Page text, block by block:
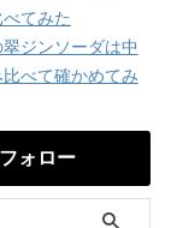
てみた
ジンソーダは中
べて確かめてみ
ォロー